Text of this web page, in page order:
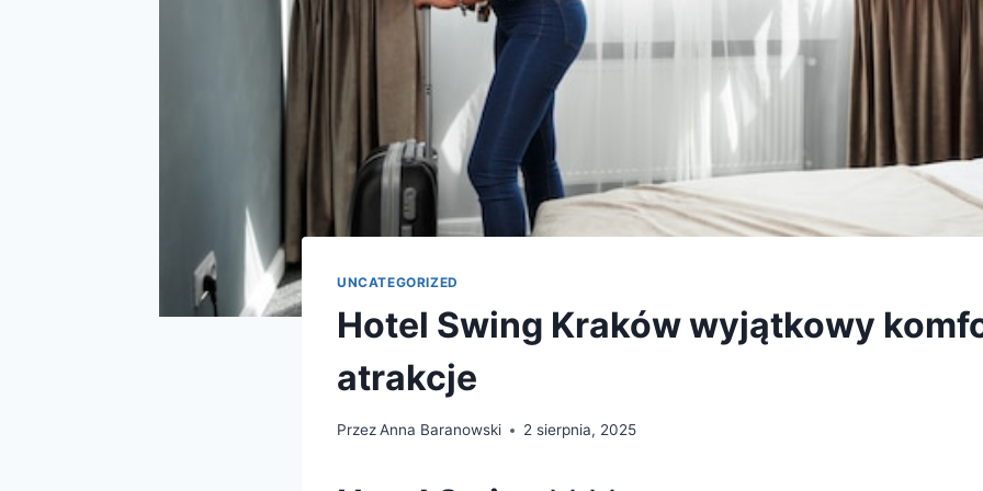
UNCATEGORIZED
Hotel Swing Kraków wyjątkowy
atrakcje
PrzezAnna Baranowski 2 sierpnia, 2025